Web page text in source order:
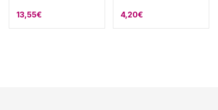
13,55€ 4,20€